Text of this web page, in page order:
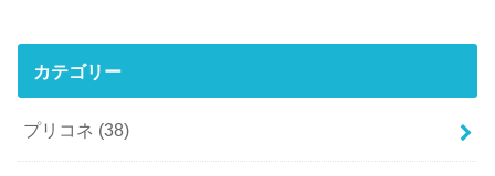
カテゴリー
プリコネ (38)